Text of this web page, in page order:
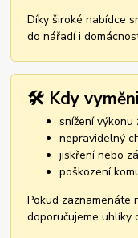
Díky široké nabídce
do nářadí i
🛠️ Kdy
snížení výkonu
nepravidelný
jiskření nebo
poškození
Pokud zaznamenáte
doporučujeme uhlíky